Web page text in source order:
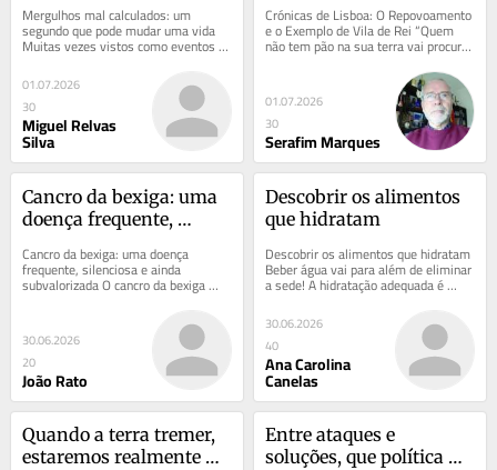
vida
Mergulhos mal calculados: um
segundo que pode mudar uma vida
Muitas vezes vistos como eventos
continuam a ser uma...
01.07.2026
30
Miguel Relvas
Silva
Crónicas de Lisboa: O Repovoamento
e o Exemplo de Vila de Rei “Quem
não tem pão na sua terra vai procurá-
lo longe “- Fernando Namora
01.07.2026
30
Serafim Marques
Cancro da bexiga: uma
doença frequente,
subvalorizada
Cancro da bexiga: uma doença
frequente, silenciosa e ainda
subvalorizada O cancro da bexiga
permanece, paradoxalmente, uma
30.06.2026
20
João Rato
Descobrir os alimentos
que hidratam
Descobrir os alimentos que hidratam
Beber água vai para além de eliminar
a sede! A hidratação adequada é
essencial para manter o...
30.06.2026
40
Ana Carolina
Canelas
Quando a terra tremer,
estaremos realmente
Entre ataques e
soluções, que política